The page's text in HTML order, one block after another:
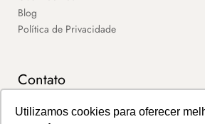
Utilizamos cookies para oferecer
Blog
Política de Privacidade
Contato
SAC